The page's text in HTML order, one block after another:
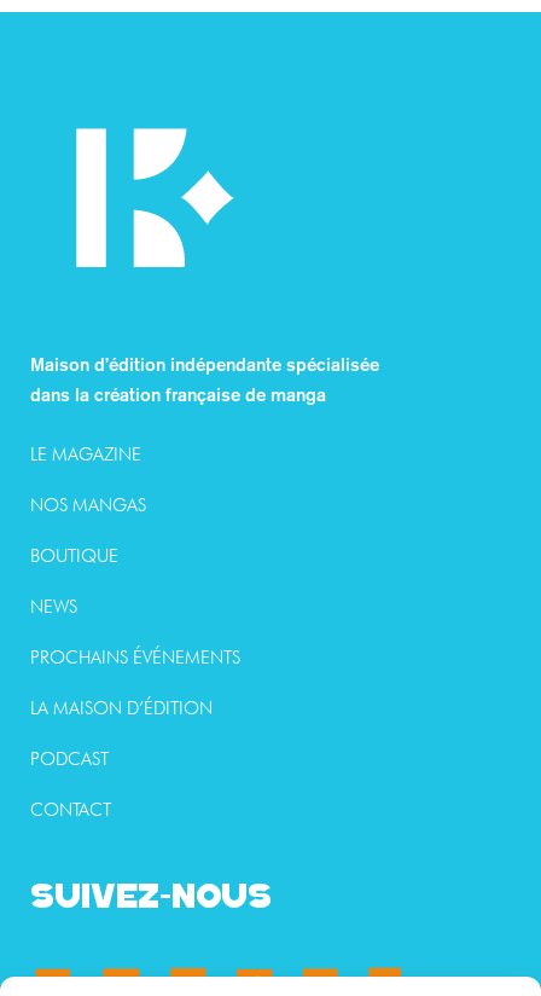
Maison d’édition indépendante spécialisée
dans la création française de manga
LE MAGAZINE
NOS MANGAS
BOUTIQUE
NEWS
PROCHAINS ÉVÉNEMENTS
LA MAISON D’ÉDITION
PODCAST
CONTACT
SUIVEZ-NOUS